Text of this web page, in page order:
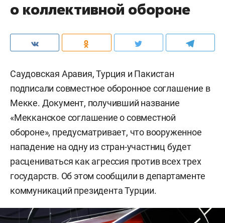
о коллективной обороне
Саудовская Аравия, Турция и Пакистан
подписали совместное оборонное соглашение в
Мекке. Документ, получивший название
«Мекканское соглашение о совместной
обороне», предусматривает, что вооруженное
нападение на одну из стран-участниц будет
расцениваться как агрессия против всех трех
государств. Об этом сообщили в департаменте
коммуникаций президента Турции.